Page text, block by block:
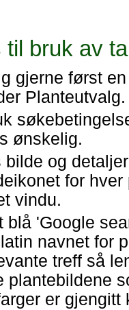
til bruk av
gjerne først
Planteutvalg.
ønskelig.
bilde og
for
vindu.
blå 'Google
navnet for
treff så
plantebildene
er gjengitt